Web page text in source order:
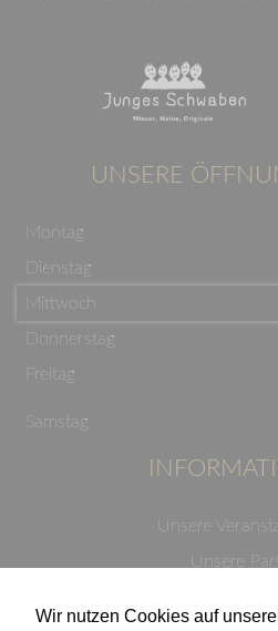
Wir nutzen Cookies auf
UNSERE
Montag
Dienstag
Mittwoch
Donnerstag
Freitag
Samstag
Unsere
Unsere